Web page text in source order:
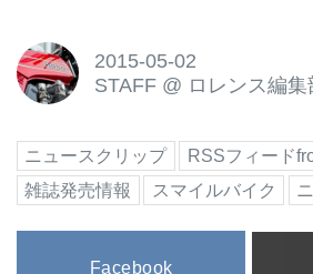
2015-05-02
STAFF @ ロレンス編集
ニュースクリップ
RSSフィード
雑誌発売情報
スマイルバイク
Facebook